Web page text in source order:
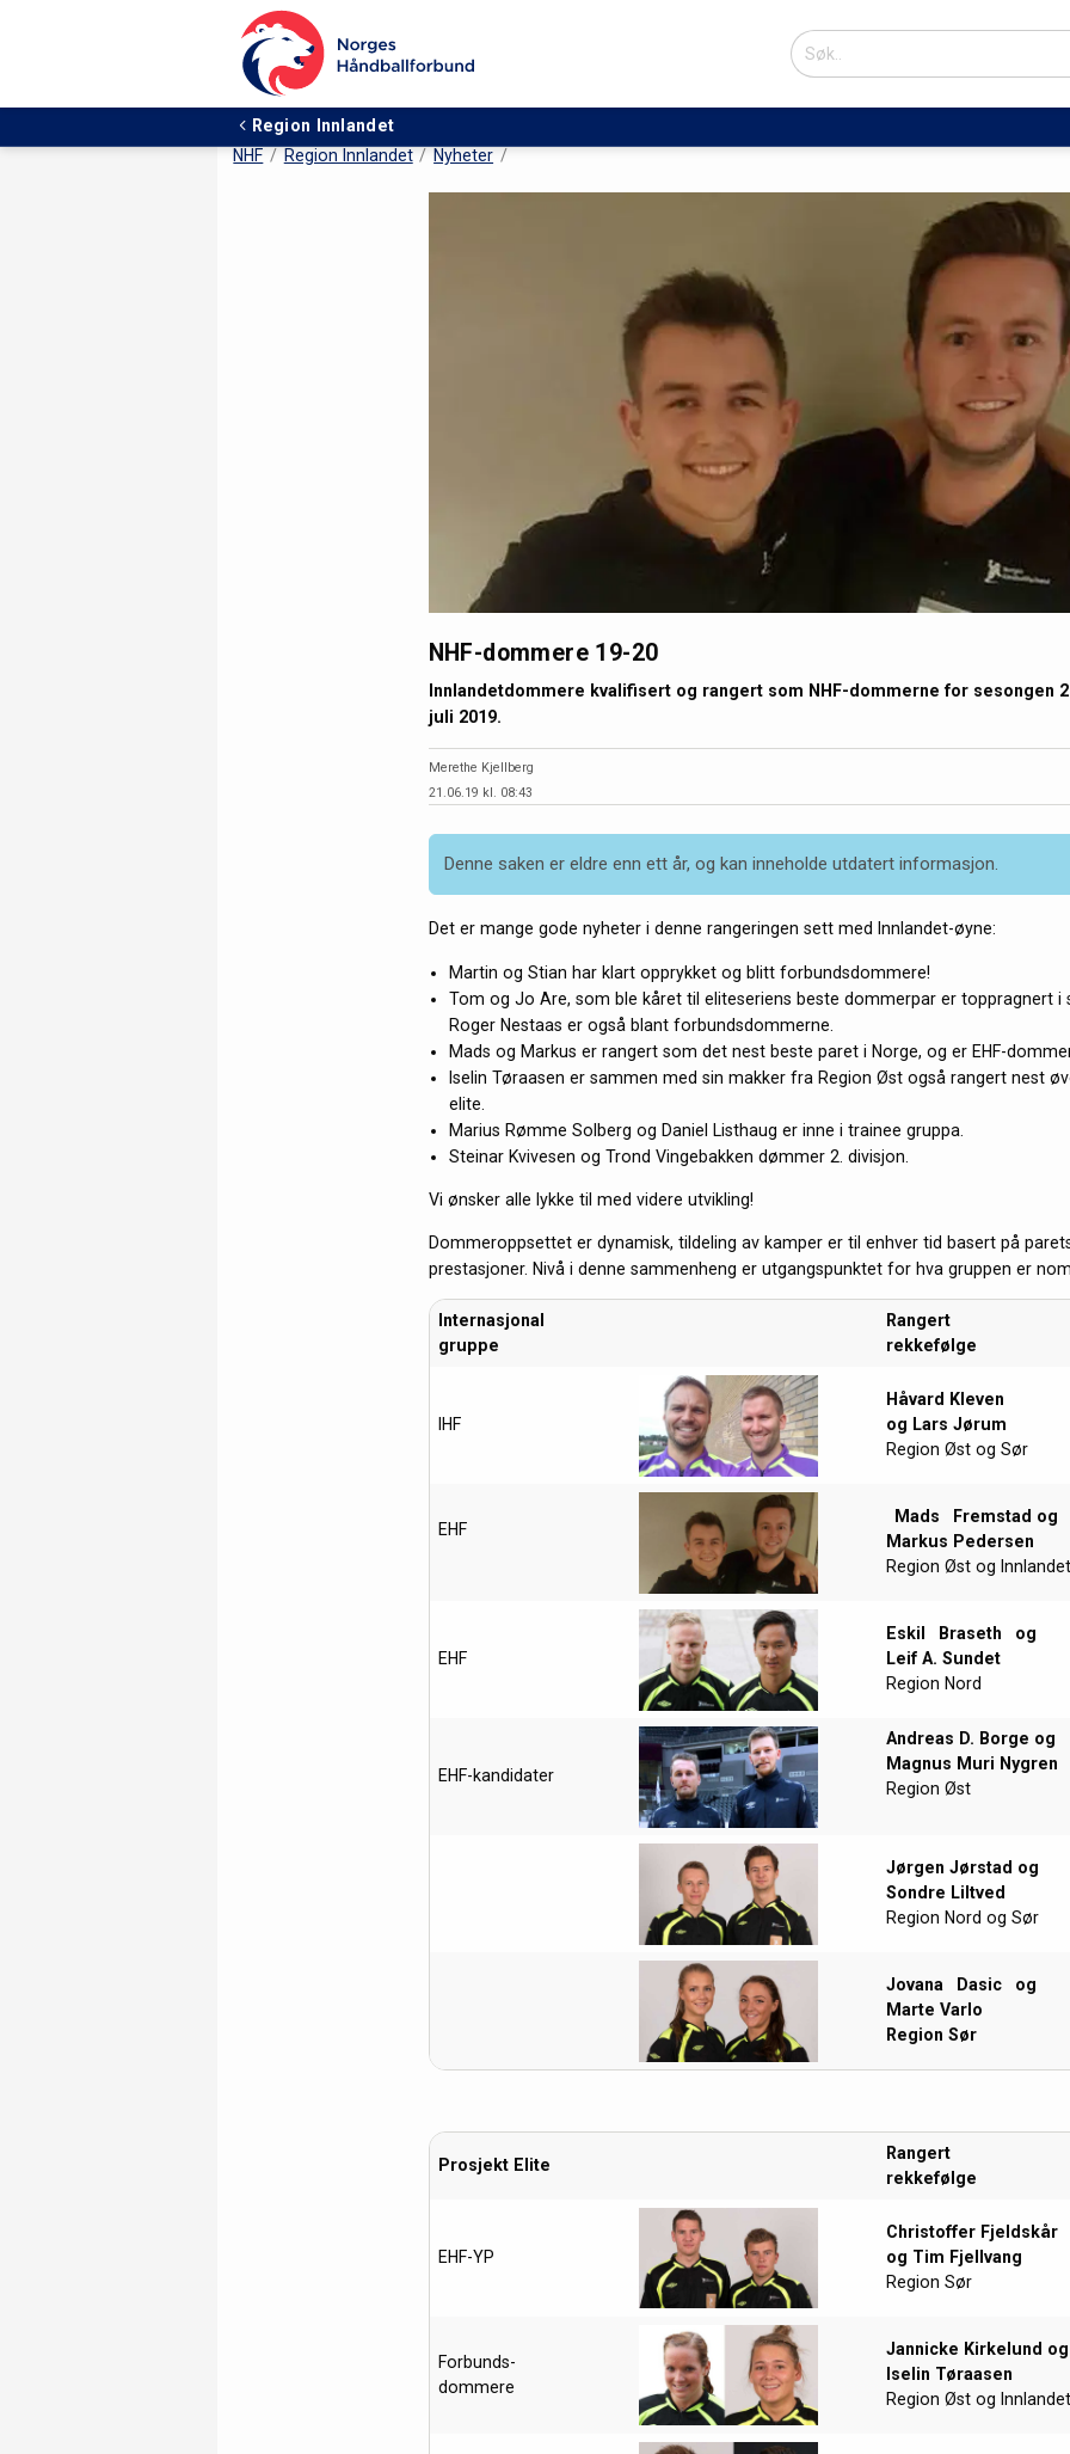
Region Innlandet
NHF
Region Innlandet Nyheter
NHF-dommere 19-20
Innlandetdommere kvalifisert og rangert som NHF-dommerne for sesongen
juli 2019.
Merethe Kjellberg
21.06.19 kl. 08:43
Denne saken er eldre enn ett år, og kan inneholde utdatert informasjon.
Det er mange gode nyheter i denne rangeringen sett med Innlandet-øyne:
Martin og Stian har klart opprykket og blitt forbundsdommere!
Tom og Jo Are, som ble kåret til eliteseriens beste dommerpar er toppragnert i
Roger Nestaas er også blant forbundsdommerne.
Mads og Markus er rangert som det nest beste paret i Norge, og er EHF-
Iselin Tøraasen er sammen med sin makker fra Region Øst også rangert nest
elite.
Marius Rømme Solberg og Daniel Listhaug er inne i trainee gruppa.
Steinar Kvivesen og Trond Vingebakken dømmer 2. divisjon.
Vi ønsker alle lykke til med videre utvikling!
Dommeroppsettet er dynamisk, tildeling av kamper er til enhver tid basert på
prestasjoner. Nivå i denne sammenheng er utgangspunktet for hva gruppen er
Internasjonal
gruppe
Rangert
rekkefølge
IHF
Håvard Kleven
og Lars Jørum
Region Øst og Sør
EHF
Mads
Fremstad og
Markus Pedersen
Region Øst og Innlandet
EHF
Eskil Braseth
og
Leif A. Sundet
Region Nord
EHF-kandidater
Andreas D. Borge og
Magnus Muri Nygren
Region Øst
Jørgen Jørstad og
Sondre Liltved
Region Nord og Sør
Jovana Dasic
og
Marte Varlo
Region Sør
Prosjekt Elite
Rangert
rekkefølge
EHF-YP
Christoffer Fjeldskår
og Tim Fjellvang
Region Sør
Forbunds-
dommere
Jannicke Kirkelund og
Iselin Tøraasen
Region Øst og Innlandet